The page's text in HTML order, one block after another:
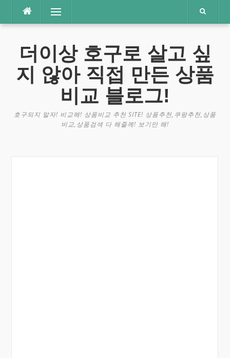
츠
메뉴
더이상 호구로 살고 싶
지 않아 직접 만든 상품
비교 블로그!
호구되지 말자! 비교해! 상품비교 추천 SITE! 상품추천,쿠팡추천,상품
비교,상품검색 다 해줄께! 보기만 해!